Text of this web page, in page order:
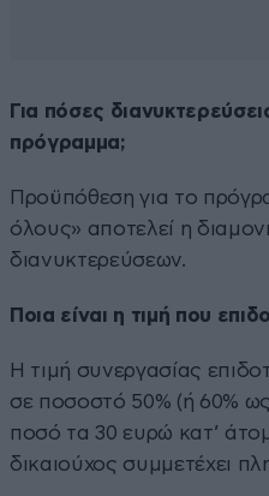
Για πόσες
πρόγραμμα;
Προϋπόθεση για το
όλους» αποτελεί η
διανυκτερεύσεων.
Ποια είναι η τιμή που
Η τιμή συνεργασίας
σε ποσοστό 50% (ή 60%
ποσό τα 30 ευρώ κατ’
δικαιούχος συμμετέχει